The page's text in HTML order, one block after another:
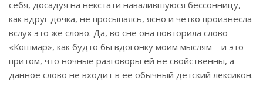
себя, досадуя на некстати навалившуюся бессонницу,
как вдруг дочка, не просыпаясь, ясно и четко произнесла
вслух это же слово. Да, во сне она повторила слово
«Кошмар», как будто бы вдогонку моим мыслям – и это
притом, что ночные разговоры ей не свойственны, а
данное слово не входит в ее обычный детский лексикон.